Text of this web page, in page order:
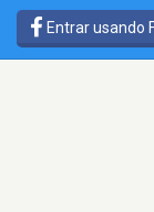
Entrar usando